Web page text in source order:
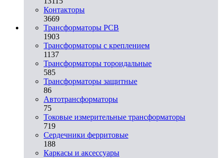
Контакторы
3669
Трансформаторы PCB
1903
Трансформаторы с креплением
1137
Трансформаторы тороидальные
585
Трансформаторы защитные
86
Автотрансформаторы
75
Токовые измерительные трансформаторы
719
Сердечники ферритовые
188
Каркасы и аксессуары